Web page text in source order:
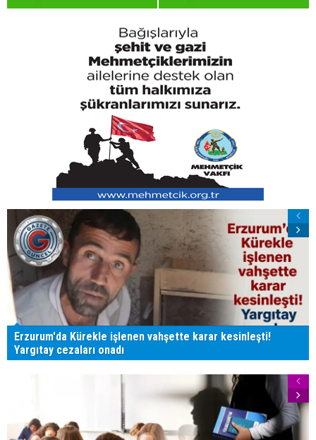
Erzurum'da Kürekle işlenen vahşette karar kesinleşti!
Yargıtay cezaları onadı